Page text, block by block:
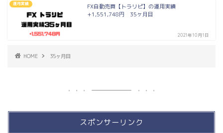
運用実績
FX自動売買【トラリピ】の運用実績
+1,551,748円 35ヶ月目
2021年10月1日
HOME 35ヶ月目
スポンサーリンク